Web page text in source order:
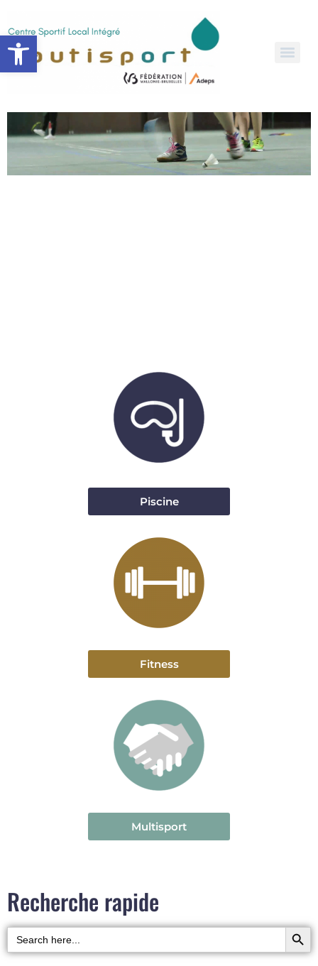
Open toolbar
Piscine
Fitness
Multisport
Recherche rapide
Search
for: